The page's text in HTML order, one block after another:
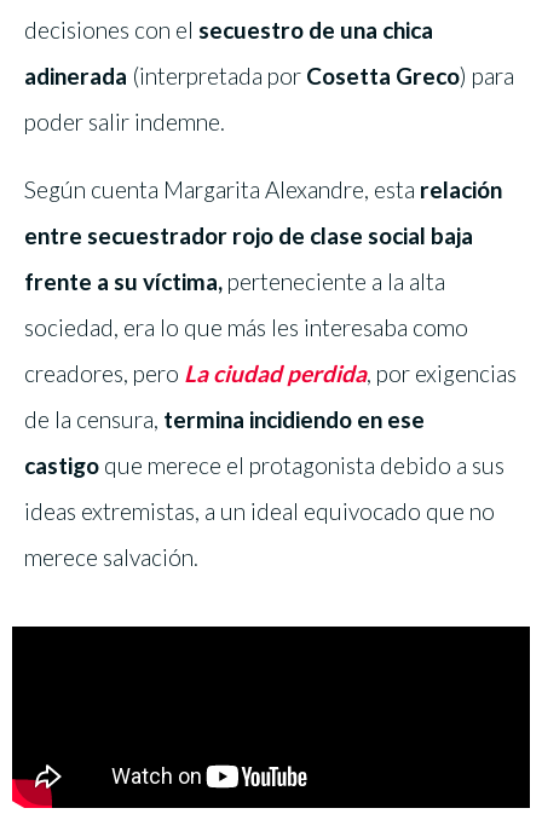
decisiones con el secuestro de una chica
adinerada (interpretada por Cosetta Greco) para
poder salir indemne.
Según cuenta Margarita Alexandre, esta relación
entre secuestrador rojo de clase social baja
frente a su víctima, perteneciente a la alta
sociedad, era lo que más les interesaba como
creadores, pero La ciudad perdida, por exigencias
de la censura, termina incidiendo en ese
castigo que merece el protagonista debido a sus
ideas extremistas, a un ideal equivocado que no
merece salvación.